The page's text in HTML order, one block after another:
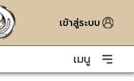
เข้าสู่ระบบ
เมนู